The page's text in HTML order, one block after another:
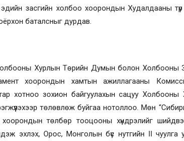
засгийн холбоо хоорондын Худалдааны
баталсныг дурдав.
Хурлын Төрийн Думын болон Холбооны
хоорондын хамтын ажиллагааны К
хотноо зохион байгуулахын сацуу
төлөвлөж буйгаа нотоллоо. Мөн
төлбөр тооцооны хүндрэлийг
эхлэх, Орос, Монголын бүс нутгийн II чуулга